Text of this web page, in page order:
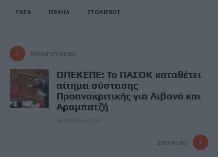
ΓΑΖΑ ΙΣΡΑΗΛ ΣΤΟΛΙΣΚΟΣ
ΠΡΟΗΓΟΎΜΕΝΟ
ΟΠΕΚΕΠΕ: Το ΠΑΣΟΚ καταθέτει
αίτημα σύστασης
Προανακριτικής για Λιβανό και
Αραμπατζή
30 Απριλίου, 2026
ΕΠΌΜΕΝΟ